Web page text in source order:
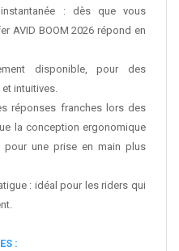
: dès que vous
AVID BOOM2026 répond en
disponible, pour des
intuitives.
réponses franches lors des
la conception ergonomique
une prise en main plus
: idéal pour les riders qui
: